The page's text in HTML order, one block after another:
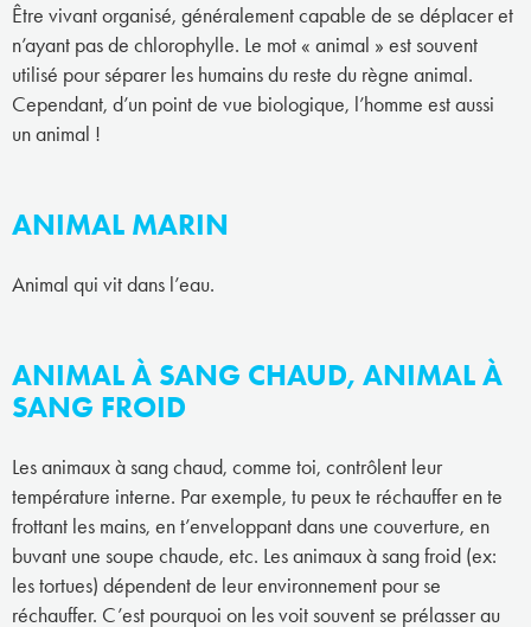
Être vivant organisé, généralement capable de se déplacer et
n’ayant pas de chlorophylle. Le mot « animal » est souvent
utilisé pour séparer les humains du reste du règne animal.
Cependant, d’un point de vue biologique, l’homme est aussi
un animal !
ANIMAL MARIN
Animal qui vit dans l’eau.
ANIMAL À SANG CHAUD, ANIMAL À
SANG FROID
Les animaux à sang chaud, comme toi, contrôlent leur
température interne. Par exemple, tu peux te réchauffer en te
frottant les mains, en t’enveloppant dans une couverture, en
buvant une soupe chaude, etc. Les animaux à sang froid (ex:
les tortues) dépendent de leur environnement pour se
réchauffer. C’est pourquoi on les voit souvent se prélasser au